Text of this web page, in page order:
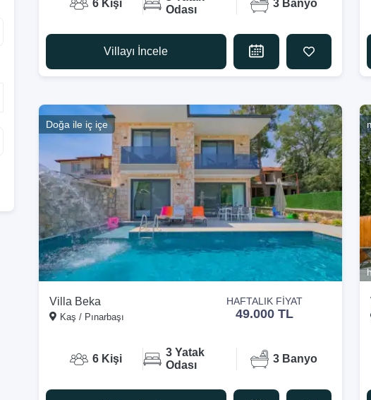
6 Kişi
Odası
3 Banyo
Villayı İncele
Doğa ile iç içe
Villa Beka
Kaş / Pınarbaşı
HAFTALIK FİYAT
49.000 TL
6 Kişi
3 Yatak
Odası
3 Banyo